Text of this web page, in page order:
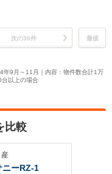
次の30件 最後
年9月～11月｜内容：物件数合計1万
以上の場合
比較
産
ニーRZ-1